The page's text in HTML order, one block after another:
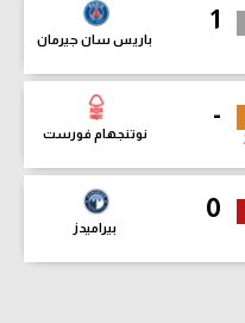
1
باريس سان جيرمان
-
نوتنجهام فورست
0
بيراميدز